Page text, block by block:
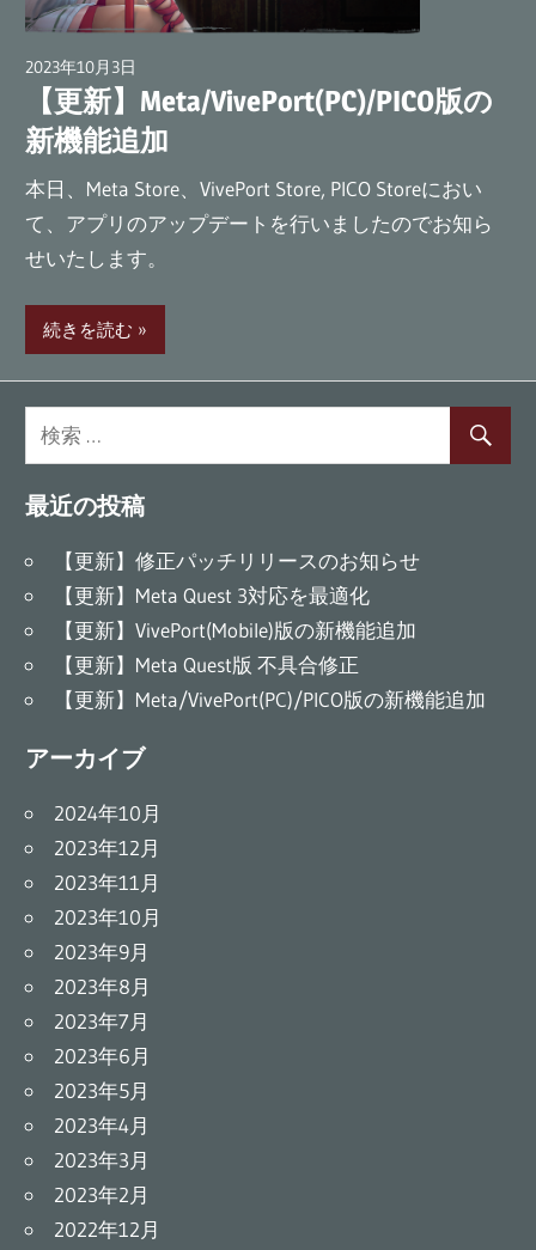
2023年10月3日
【更新】Meta/VivePort(PC)/PICO版の
新機能追加
本日、Meta Store、VivePort Store, PICO Storeにおい
て、アプリのアップデートを行いましたのでお知ら
せいたします。
続きを読む
最近の投稿
【更新】修正パッチリリースのお知らせ
【更新】Meta Quest 3対応を最適化
【更新】VivePort(Mobile)版の新機能追加
【更新】Meta Quest版 不具合修正
【更新】Meta/VivePort(PC)/PICO版の新機能追加
アーカイブ
2024年10月
2023年12月
2023年11月
2023年10月
2023年9月
2023年8月
2023年7月
2023年6月
2023年5月
2023年4月
2023年3月
2023年2月
2022年12月